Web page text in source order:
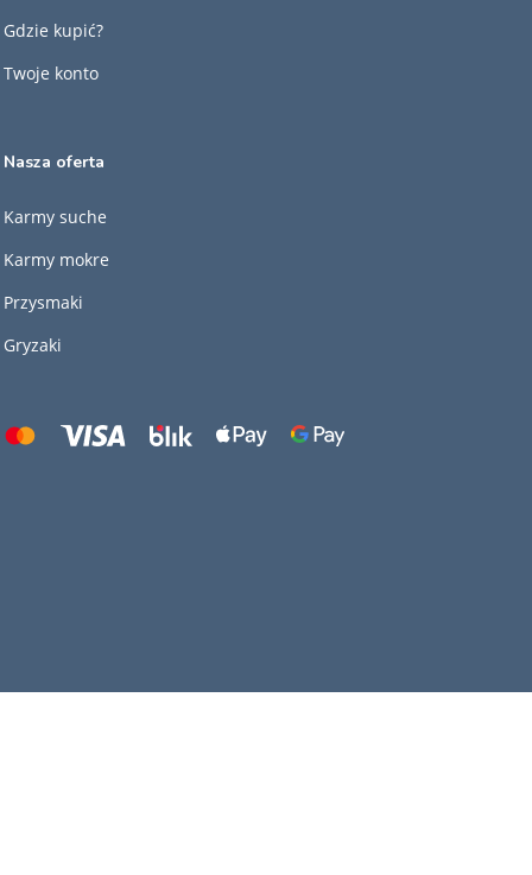
Gdzie kupić?
Twoje konto
Nasza oferta
Karmy suche
Karmy mokre
Przysmaki
Gryzaki